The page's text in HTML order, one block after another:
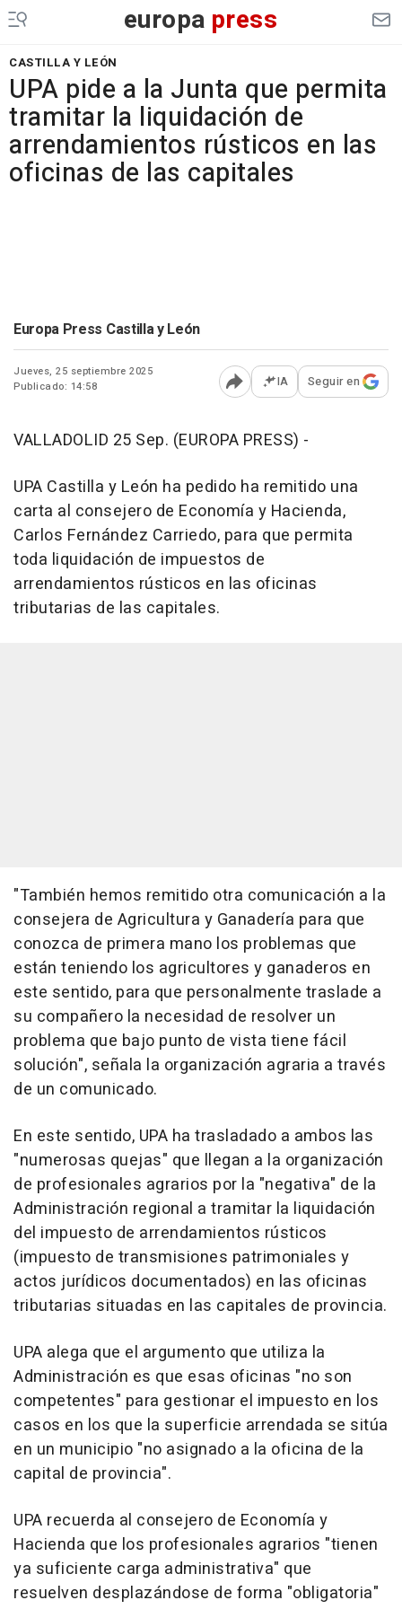
europa press
CASTILLA Y LEÓN
UPA pide a la Junta que permita
tramitar la liquidación de
arrendamientos rústicos en las
oficinas de las capitales
Europa Press Castilla y León
Jueves, 25 septiembre 2025
Publicado: 14:58
Abrir opciones para
IA Seguir en
VALLADOLID 25 Sep. (EUROPA PRESS) -
UPA Castilla y León ha pedido ha remitido una
carta al consejero de Economía y Hacienda,
Carlos Fernández Carriedo, para que permita
toda liquidación de impuestos de
arrendamientos rústicos en las oficinas
tributarias de las capitales.
"También hemos remitido otra comunicación a la
consejera de Agricultura y Ganadería para que
conozca de primera mano los problemas que
están teniendo los agricultores y ganaderos en
este sentido, para que personalmente traslade a
su compañero la necesidad de resolver un
problema que bajo punto de vista tiene fácil
solución", señala la organización agraria a través
de un comunicado.
En este sentido, UPA ha trasladado a ambos las
"numerosas quejas" que llegan a la organización
de profesionales agrarios por la "negativa" de la
Administración regional a tramitar la liquidación
del impuesto de arrendamientos rústicos
(impuesto de transmisiones patrimoniales y
actos jurídicos documentados) en las oficinas
tributarias situadas en las capitales de provincia.
UPA alega que el argumento que utiliza la
Administración es que esas oficinas "no son
competentes" para gestionar el impuesto en los
casos en los que la superficie arrendada se sitúa
en un municipio "no asignado a la oficina de la
capital de provincia".
UPA recuerda al consejero de Economía y
Hacienda que los profesionales agrarios "tienen
ya suficiente carga administrativa" que
resuelven desplazándose de forma "obligatoria"